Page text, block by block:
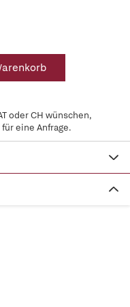
oder CH wünschen,
für eine Anfrage.